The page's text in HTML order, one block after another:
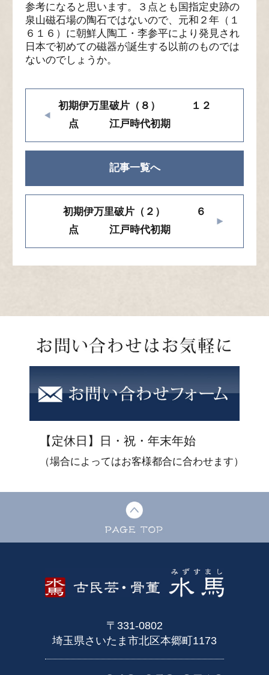
参考になると思います。３点とも国指定史跡の
泉山磁石場の陶石ではないので、元和２年（１
６１６）に朝鮮人陶工・李参平により発見され
日本で初めての磁器が誕生する以前のものでは
ないのでしょうか。
初期伊万里破片（８） １２
点 江戸時代初期
記事一覧へ
初期伊万里破片（２） ６
点 江戸時代初期
【定休日】日・祝・年末年始
（場合によってはお客様都合に合わせます）
〒331-0802
埼玉県さいたま市北区本郷町1173